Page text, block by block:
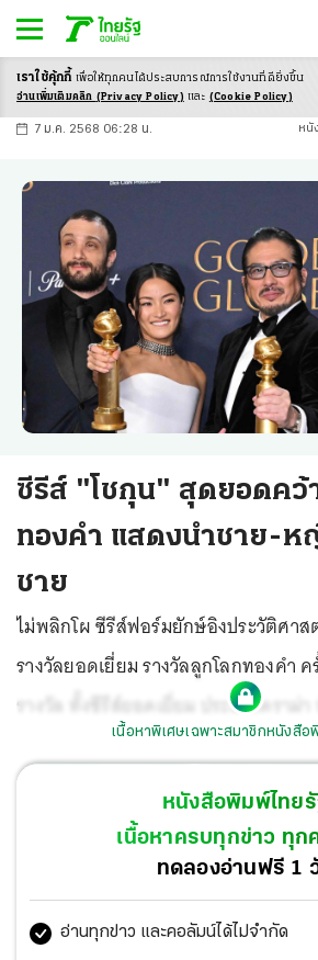
-ก ก ก+
7 ม.ค. 2568 06:28 น. หนั
ซีรีส์ "โชกุน" สุดยอดคว้
ทองคำ แสดงนำชาย-ห
ชาย
ไม่พลิกโผ ซีรีส์ฟอร์มยักษ์อิงประวัติศาส
รางวัลยอดเยี่ยม รางวัลลูกโลกทองคำ
รางวัล ทั้งซีรีส์ยอดเยี่ยม ประเภทดราม่า
หญิง และนักแสดงสมทบชาย โดยมีสอง
“เดมี มัวร์” คว้ารางวัลนักแสดงนำหญิงย
มิวสิคัลหรือคอมเมดี้ จากหนัง “เดอะ ซับ
แรกในชีวิตการแสดง ส่วน “โจดี ฟอสเต
เป็นครั้งที่ 5 จากรางวัลนักแสดงนำหญิง
ซีรีส์ “ทรู ดีเท็กทีฟ ไนท์ คันทรี
เนื้อหาพิเศษเฉพาะสมาชิกหนังสือ
หนังสือพิมพ์ไทย
เนื้อหาครบทุกข่าว ทุก
ทดลองอ่านฟรี 1
อ่านทุกข่าว และคอลัมน์ได้ไม่จำกัด
เราใช้คุ้กกี้ เพื่อให้ทุกคนได้ประสบการณ์การใช้งานที่ดียิ่งขึ้น
อ่านเพิ่มเติมคลิก (Privacy Policy) และ (Cookie Policy)